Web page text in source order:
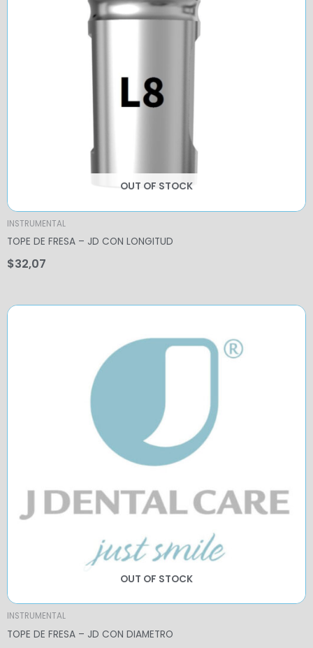
OUT OF STOCK
INSTRUMENTAL
TOPE DE FRESA – JD CON LONGITUD
$32,07
OUT OF STOCK
INSTRUMENTAL
TOPE DE FRESA – JD CON DIAMETRO